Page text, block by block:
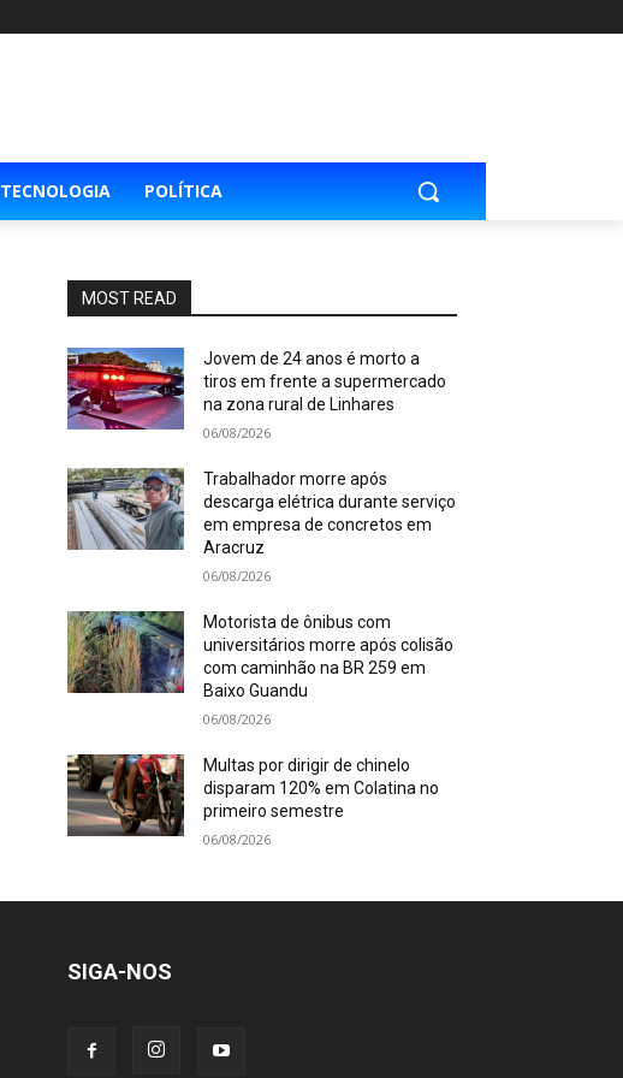
TECNOLOGIA POLÍTICA
MOST READ
Jovem de 24 anos é morto a
tiros em frente a supermercado
na zona rural de Linhares
06/08/2026
Trabalhador morre após
descarga elétrica durante serviço
em empresa de concretos em
Aracruz
06/08/2026
Motorista de ônibus com
universitários morre após colisão
com caminhão na BR 259 em
Baixo Guandu
06/08/2026
Multas por dirigir de chinelo
disparam 120% em Colatina no
primeiro semestre
06/08/2026
SIGA-NOS